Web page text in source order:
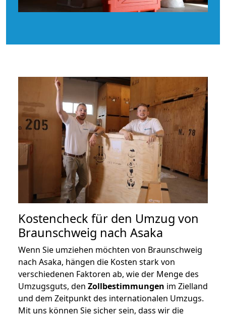
Kostencheck für den Umzug von
Braunschweig nach Asaka
Wenn Sie umziehen möchten von Braunschweig
nach Asaka, hängen die Kosten stark von
verschiedenen Faktoren ab, wie der Menge des
Umzugsguts, den Zollbestimmungen im Zielland
und dem Zeitpunkt des internationalen Umzugs.
Mit uns können Sie sicher sein, dass wir die